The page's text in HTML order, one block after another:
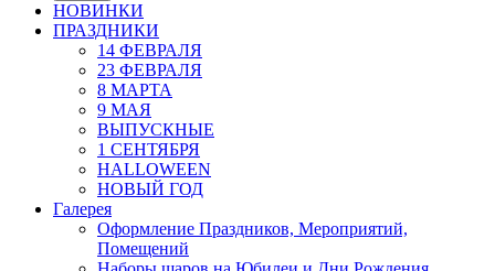
НОВИНКИ
ПРАЗДНИКИ
14 ФЕВРАЛЯ
23 ФЕВРАЛЯ
8 МАРТА
9 МАЯ
ВЫПУСКНЫЕ
1 СЕНТЯБРЯ
HALLOWEEN
НОВЫЙ ГОД
Галерея
Оформление Праздников, Мероприятий,
Помещений